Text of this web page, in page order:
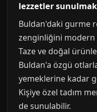
lezzetler
Buldan'daki gurme
zenginliğini
Taze ve doğal
Buldan'a özgü
yemeklerine kadar
Kişiye özel tadım
de sunulabilir.